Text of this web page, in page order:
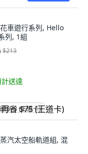
車遊行系列, Hello
列, 1組
$213
送達
$75 (王道卡)
汽太空船軌道組, 混